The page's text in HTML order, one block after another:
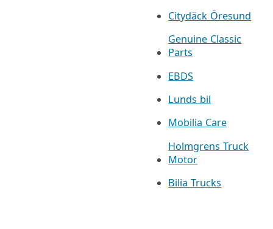
Citydäck Öresund
Genuine Classic
Parts
EBDS
Lunds bil
Mobilia Care
Holmgrens Truck
Motor
Bilia Trucks